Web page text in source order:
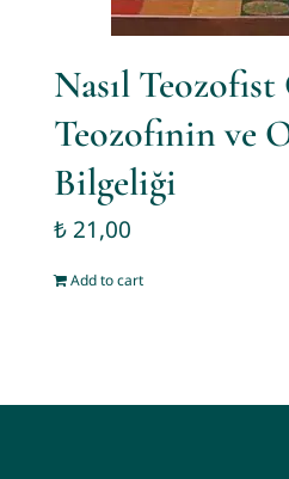
Nasıl
Teozofinin ve
Bilgeliği
₺21,00
Add to cart